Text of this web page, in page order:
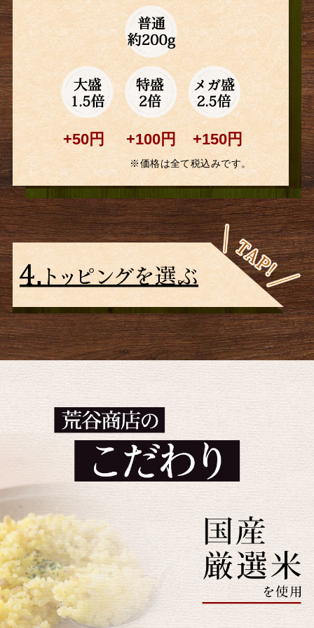
+50円 +100円 +150円
※価格は全て税込みです。